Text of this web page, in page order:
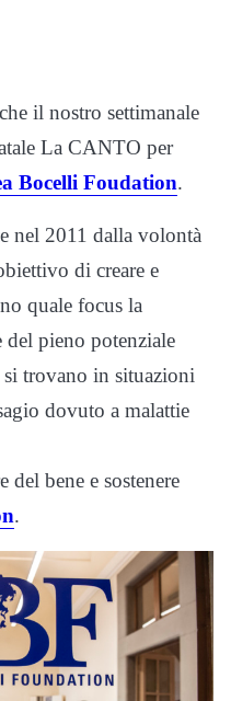
il nostro settimanale
La CANTO per
Bocelli Foudation.
nel 2011 dalla volontà
di creare e
quale focus la
del pieno potenziale
si trovano in situazioni
dovuto a malattie
bene e sostenere
.